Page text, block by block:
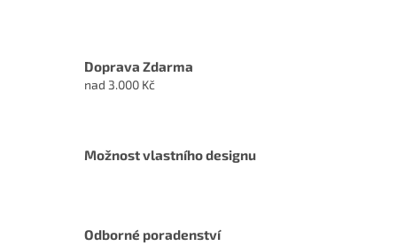
Doprava Zdarma
nad 3.000 Kč
Možnost vlastního designu
Odborné poradenství